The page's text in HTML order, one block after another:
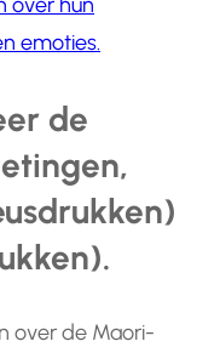
emoties.
de
over de Maori-